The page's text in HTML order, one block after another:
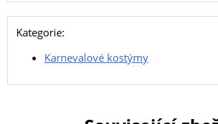
Kategorie:
Karnevalové kostýmy